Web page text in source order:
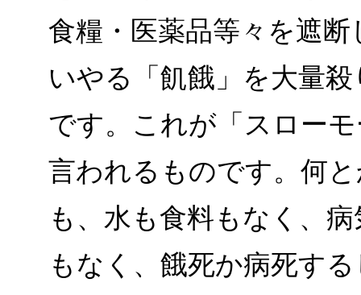
食糧・医薬品等々を遮
いやる「飢餓」を大量
です。これが「スロー
言われるものです。何
も、水も食料もなく、
もなく、餓死か病死す